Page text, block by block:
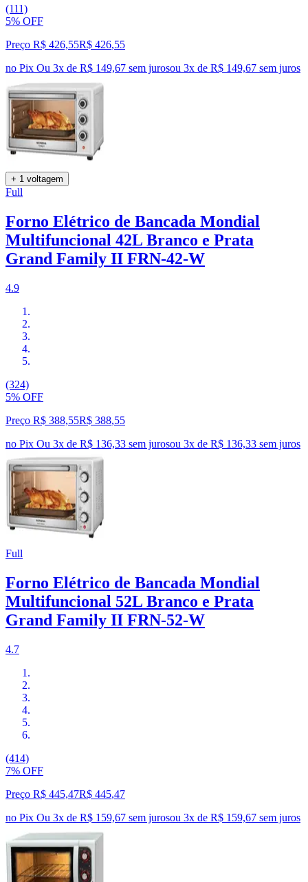
(111)
5% OFF
Preço R$ 426,55R$ 426,55
no Pix Ou 3x de R$ 149,67 sem jurosou 3x de R$ 149,67 sem juros
+ 1 voltagem
Full
Forno Elétrico de Bancada Mondial
Multifuncional 42L Branco e Prata
Grand Family II FRN-42-W
4.9
(324)
5% OFF
Preço R$ 388,55R$ 388,55
no Pix Ou 3x de R$ 136,33 sem jurosou 3x de R$ 136,33 sem juros
Full
Forno Elétrico de Bancada Mondial
Multifuncional 52L Branco e Prata
Grand Family II FRN-52-W
4.7
(414)
7% OFF
Preço R$ 445,47R$ 445,47
no Pix Ou 3x de R$ 159,67 sem jurosou 3x de R$ 159,67 sem juros